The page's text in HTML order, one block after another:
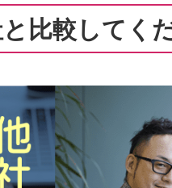
比較してく